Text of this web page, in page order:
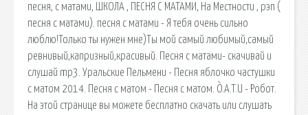
песня, с матами, ШКОЛА , ПЕСНЯ С МАТАМИ, На Местности , рэп (
песня с матами). песня с матами - Я тебя очень сильно
люблю!Только ты нужен мне)Ты мой самый любимый,самый
ревнивый,капризный,красивый. Песня с матами- скачивай и
слушай mp3. Уральские Пельмени - Песня яблочко частушки
с матом 2014. Песня с матом - Песня с матом. Ò.A.T.U - Робот.
На этой странице вы можете бесплатно скачать или слушать